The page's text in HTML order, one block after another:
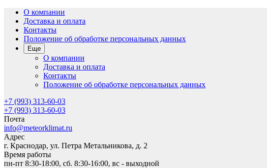
О компании
Доставка и оплата
Контакты
Положение об обработке персональных данных
Еще
О компании
Доставка и оплата
Контакты
Положение об обработке персональных данных
+7 (993) 313-60-03
+7 (993) 313-60-03
Почта
info@meteorklimat.ru
Адрес
г. Краснодар, ул. Петра Метальникова, д. 2
Время работы
пн-пт 8:30-18:00, сб. 8:30-16:00, вс - выходной